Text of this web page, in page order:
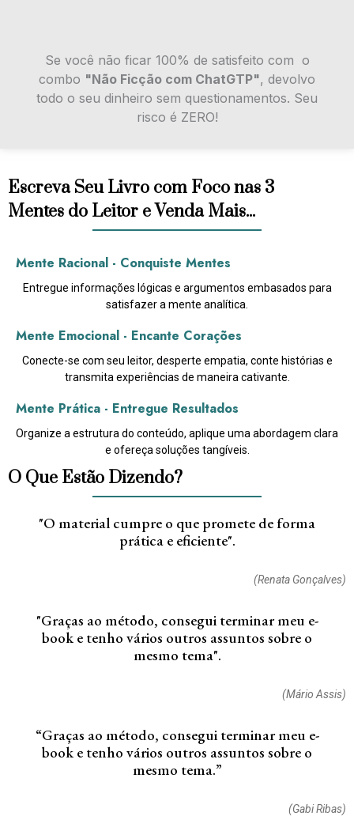
Se você não ficar 100% de satisfeito com o
combo "Não Ficção com ChatGTP", devolvo
todo o seu dinheiro sem questionamentos. Seu
risco é ZERO!
Escreva Seu Livro com Foco nas 3
Mentes do Leitor e Venda Mais...
Mente Racional - Conquiste Mentes
Entregue informações lógicas e argumentos embasados para
satisfazer a mente analítica.
Mente Emocional - Encante Corações
Conecte-se com seu leitor, desperte empatia, conte histórias e
transmita experiências de maneira cativante.
Mente Prática - Entregue Resultados
Organize a estrutura do conteúdo, aplique uma abordagem clara
e ofereça soluções tangíveis.
O Que Estão Dizendo?
"O material cumpre o que promete de forma
prática e eficiente".
(Renata Gonçalves)
"Graças ao método, consegui terminar meu e-
book e tenho vários outros assuntos sobre o
mesmo tema".
(Mário Assis)
“Graças ao método, consegui terminar meu e-
book e tenho vários outros assuntos sobre o
mesmo tema.”
(Gabi Ribas)